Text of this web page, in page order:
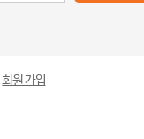
회원 가입